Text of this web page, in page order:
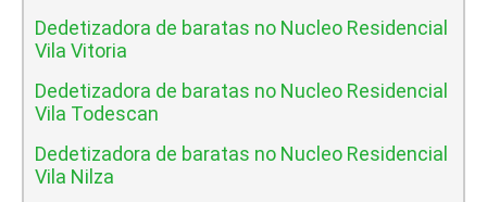
Dedetizadora de baratas no Nucleo Residencial
Vila Vitoria
Dedetizadora de baratas no Nucleo Residencial
Vila Todescan
Dedetizadora de baratas no Nucleo Residencial
Vila Nilza